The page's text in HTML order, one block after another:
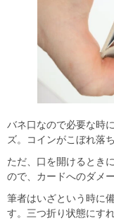
バネ口なので必要な時
ズ。コインがこぼれ落
ただ、口を開けるとき
ので、カードへのダメ
筆者はいざという時に
す。三つ折り状態にす